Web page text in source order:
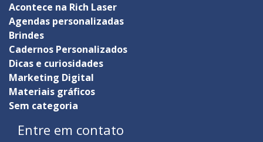
Acontece na Rich Laser
Agendas personalizadas
Brindes
Cadernos Personalizados
Dicas e curiosidades
Marketing Digital
Materiais gráficos
Sem categoria
Entre em contato